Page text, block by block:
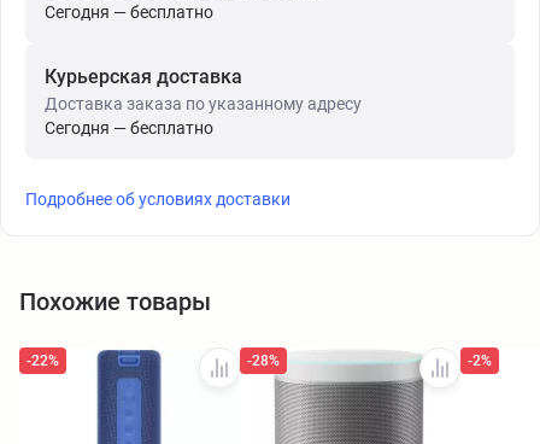
Сегодня — бесплатно
Курьерская доставка
Доставка заказа по указанному адресу
Сегодня — бесплатно
Подробнее об условиях доставки
Похожие товары
-22% -28% -2%